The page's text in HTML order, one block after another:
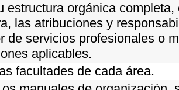
estructura orgánica
las atribuciones y
de servicios profesionales o
aplicables.
facultades de cada área.